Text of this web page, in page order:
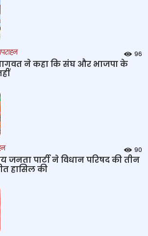
96
ने कहा कि संघ और भाजपा के
90
जनता पार्टी ने विधान परिषद की तीन
हासिल की